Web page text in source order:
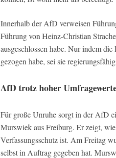
Innerhalb der AfD verweisen
Führung von Heinz-Christian
ausgeschlossen habe. Nur indem
gezogen habe, sei sie
AfD trotz hoher
Für große Unruhe sorgt in der AfD
Murswiek aus Freiburg. Er zeigt,
Verfassungsschutz ist. Am Freitag
selbst in Auftrag gegeben hat.